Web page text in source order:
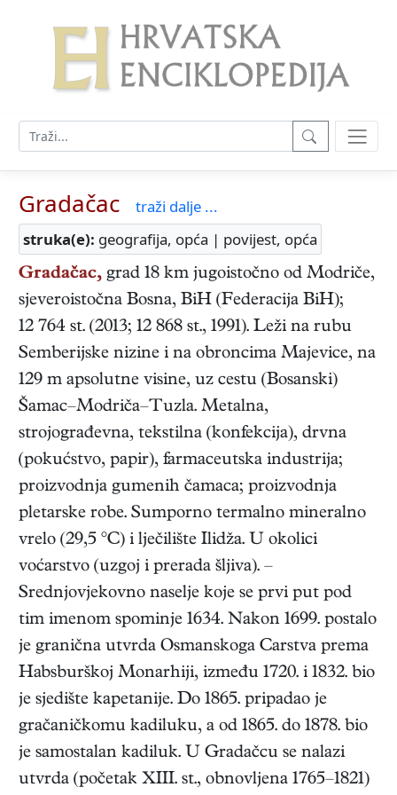
Gradačac
traži dalje ...
struka(e): geografija, opća | povijest, opća
Gradačac, grad 18 km jugoistočno od Modriče,
sjeveroistočna Bosna, BiH (Federacija BiH);
12 764 st. (2013; 12 868 st., 1991). Leži na rubu
Semberijske nizine i na obroncima Majevice, na
129 m apsolutne visine, uz cestu (Bosanski)
Šamac–Modriča–Tuzla. Metalna,
strojograđevna, tekstilna (konfekcija), drvna
(pokućstvo, papir), farmaceutska industrija;
proizvodnja gumenih čamaca; proizvodnja
pletarske robe. Sumporno termalno mineralno
vrelo (29,5 °C) i lječilište Ilidža. U okolici
voćarstvo (uzgoj i prerada šljiva). –
Srednjovjekovno naselje koje se prvi put pod
tim imenom spominje 1634. Nakon 1699. postalo
je granična utvrda Osmanskoga Carstva prema
Habsburškoj Monarhiji, između 1720. i 1832. bio
je sjedište kapetanije. Do 1865. pripadao je
gračaničkomu kadiluku, a od 1865. do 1878. bio
je samostalan kadiluk. U Gradačcu se nalazi
utvrda (početak XIII. st., obnovljena 1765–1821)